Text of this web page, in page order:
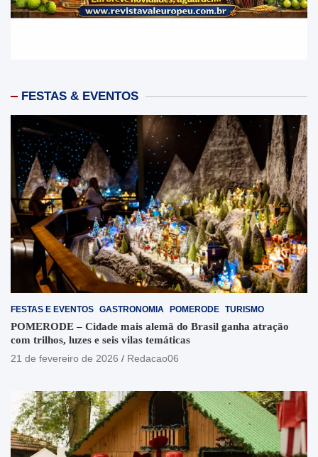
FESTAS & EVENTOS
FESTAS E EVENTOS GASTRONOMIA POMERODE TURISMO
POMERODE – Cidade mais alemã do Brasil ganha atração
com trilhos, luzes e seis vilas temáticas
21 de fevereiro de 2026
Redacao06